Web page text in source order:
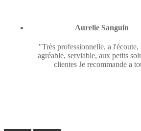
Aurelie Sanguin
"Très professionnelle, a l'écoute,
agréable, serviable, aux petits
clientes Je recommande a